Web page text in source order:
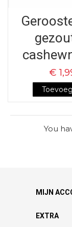
€
You
MIJN
EXTRA